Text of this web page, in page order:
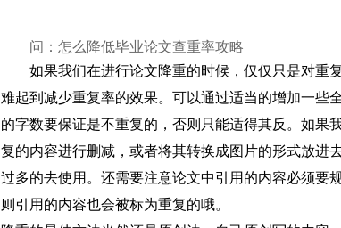
问：怎么降低毕业论文查重率攻略
如果我们在进行论文降重的时候，仅仅只是对重
难起到减少重复率的效果。可以通过适当的增加一些
的字数要保证是不重复的，否则只能适得其反。如果
复的内容进行删减，或者将其转换成图片的形式放进
过多的去使用。还需要注意论文中引用的内容必须要
则引用的内容也会被标为重复的哦。